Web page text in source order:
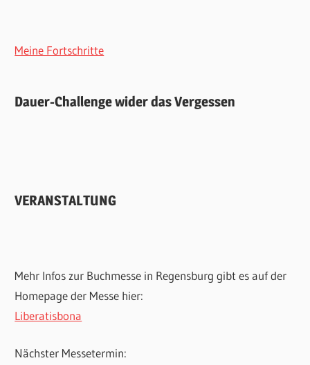
Meine Fortschritte
Dauer-Challenge wider das Vergessen
VERANSTALTUNG
Mehr Infos zur Buchmesse in Regensburg gibt es auf der
Homepage der Messe hier:
Liberatisbona
Nächster Messetermin: